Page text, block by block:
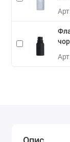
Арт.
Арт.